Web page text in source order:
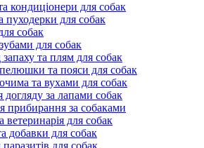
кондиціонери для собак
пуходерки для собак
собак
для собак
запаху та плям для собак
пелюшки та пояси для собак
та вухами для собак
догляду за лапами собак
прибирання за собаками
ветеринарія для собак
добавки для собак
паразитів для собак